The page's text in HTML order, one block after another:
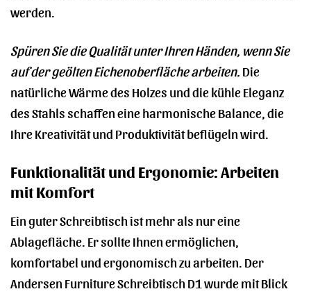
werden.
Spüren Sie die Qualität unter Ihren Händen, wenn Sie
auf der geölten Eichenoberfläche arbeiten. Die
natürliche Wärme des Holzes und die kühle Eleganz
des Stahls schaffen eine harmonische Balance, die
Ihre Kreativität und Produktivität beflügeln wird.
Funktionalität und Ergonomie: Arbeiten
mit Komfort
Ein guter Schreibtisch ist mehr als nur eine
Ablagefläche. Er sollte Ihnen ermöglichen,
komfortabel und ergonomisch zu arbeiten. Der
Andersen Furniture Schreibtisch D1 wurde mit Blick